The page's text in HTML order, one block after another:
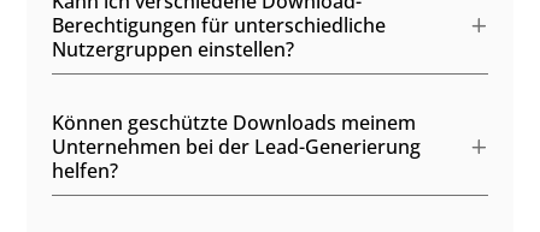
Berechtigungen für unterschiedliche
Nutzergruppen einstellen?
Können geschützte Downloads meinem
Unternehmen bei der Lead-Generierung
helfen?